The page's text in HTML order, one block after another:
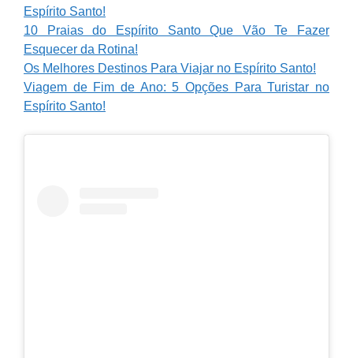
Espírito Santo!
10 Praias do Espírito Santo Que Vão Te Fazer
Esquecer da Rotina!
Os Melhores Destinos Para Viajar no Espírito Santo!
Viagem de Fim de Ano: 5 Opções Para Turistar no
Espírito Santo!